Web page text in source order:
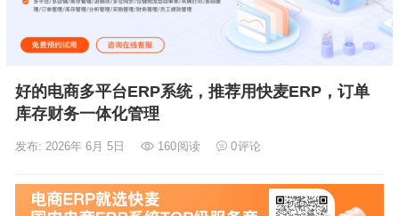
好的电商多平台ERP系统，推荐用快麦ERP，订单
库存财务一体化管理
发布: 2026年 6月 5日 160阅读 0评论